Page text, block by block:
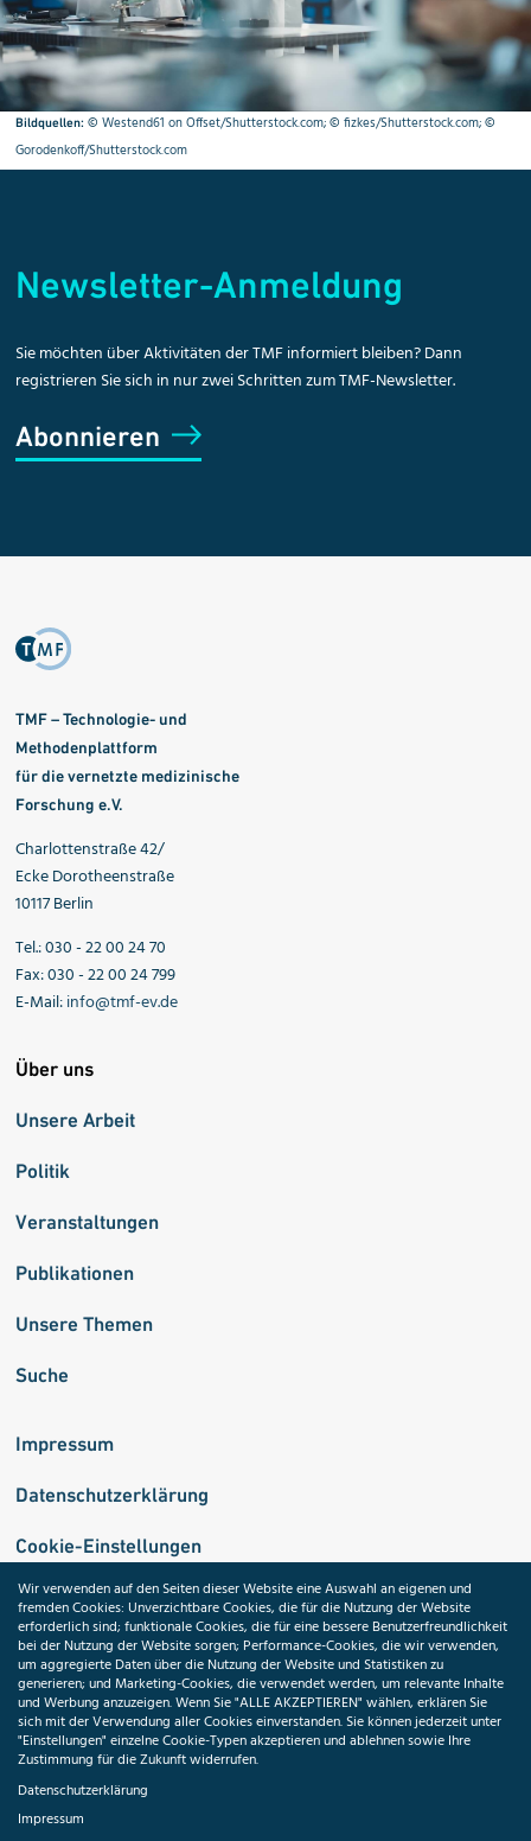
Bildquellen: ©Westend61 on Offset/Shutterstock.com; ©fizkes/Shutterstock.com; ©
Gorodenkoff/Shutterstock.com
Newsletter-Anmeldung
Sie möchten über Aktivitäten der TMF informiert bleiben? Dann
registrieren Sie sich in nur zwei Schritten zum TMF-Newsletter.
Abonnieren
TMF – Technologie- und
Methodenplattform
für die vernetzte medizinische
Forschung e.V.
Charlottenstraße 42/
Ecke Dorotheenstraße
10117 Berlin
Tel.: 030 - 22 00 24 70
Fax: 030 - 22 00 24 799
E-Mail:info@tmf-ev.de
Über uns
Unsere Arbeit
Politik
Veranstaltungen
Publikationen
Unsere Themen
Suche
Impressum
Datenschutzerklärung
Cookie-Einstellungen
Medizininformatik-Initiative
ToolPool Gesundheitsforschung
Folgen Sie uns:
Wir verwenden auf den Seiten dieser Website eine Auswahl an eigenen und
fremden Cookies: Unverzichtbare Cookies, die für die Nutzung der Website
erforderlich sind; funktionale Cookies, die für eine bessere Benutzerfreundlichkeit
bei der Nutzung der Website sorgen; Performance-Cookies, die wir verwenden,
um aggregierte Daten über die Nutzung der Website und Statistiken zu
generieren; und Marketing-Cookies, die verwendet werden, um relevante Inhalte
und Werbung anzuzeigen. Wenn Sie "ALLE AKZEPTIEREN" wählen, erklären Sie
sich mit der Verwendung aller Cookies einverstanden. Sie können jederzeit unter
"Einstellungen" einzelne Cookie-Typen akzeptieren und ablehnen sowie Ihre
Zustimmung für die Zukunft widerrufen.
Datenschutzerklärung
Impressum